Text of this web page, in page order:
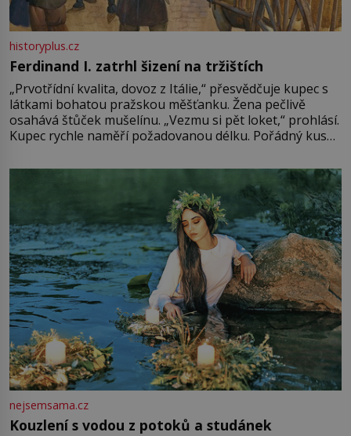
historyplus.cz
Ferdinand I. zatrhl šizení na tržištích
„Prvotřídní kvalita, dovoz z Itálie,“ přesvědčuje kupec s
látkami bohatou pražskou měšťanku. Žena pečlivě
osahává štůček mušelínu. „Vezmu si pět loket,“ prohlásí.
Kupec rychle naměří požadovanou délku. Pořádný kus
milostpaní. Stačí jenom na sukni,“ zhodnotí švadlena
množství růžového mušelínu. „Ošidili vás, podívejte.“
nejsemsama.cz
Kouzlení s vodou z potoků a studánek